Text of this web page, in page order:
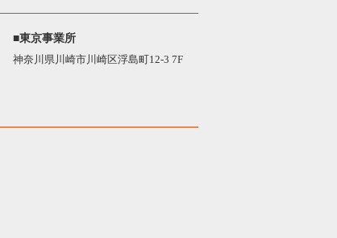
■東京事業所
神奈川県川崎市川崎区浮島町12-3 7F